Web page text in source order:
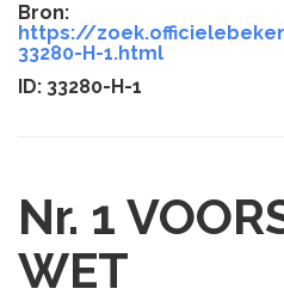
Bron:
https://
33280-H-1.html
ID: 33280-H-1
Nr. 1
WET